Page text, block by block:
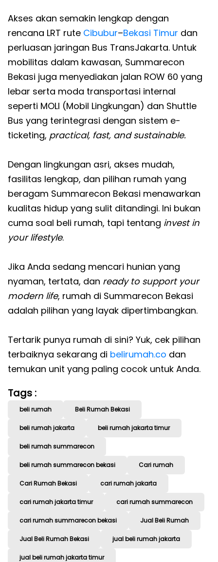
Akses akan semakin lengkap dengan
rencana LRT rute Cibubur–Bekasi Timur dan
perluasan jaringan Bus TransJakarta. Untuk
mobilitas dalam kawasan, Summarecon
Bekasi juga menyediakan jalan ROW 60 yang
lebar serta moda transportasi internal
seperti MOLI (Mobil Lingkungan) dan Shuttle
Bus yang terintegrasi dengan sistem e-
ticketing, practical, fast, and sustainable.
Dengan lingkungan asri, akses mudah,
fasilitas lengkap, dan pilihan rumah yang
beragam Summarecon Bekasi menawarkan
kualitas hidup yang sulit ditandingi. Ini bukan
cuma soal beli rumah, tapi tentang invest in
your lifestyle.
Jika Anda sedang mencari hunian yang
nyaman, tertata, dan ready to support your
modern life, rumah di Summarecon Bekasi
adalah pilihan yang layak dipertimbangkan.
Tertarik punya rumah di sini? Yuk, cek pilihan
terbaiknya sekarang di belirumah.co dan
temukan unit yang paling cocok untuk Anda.
Tags :
beli rumah Beli Rumah Bekasi
beli rumah jakarta beli rumah jakarta timur
beli rumah summarecon
beli rumah summarecon bekasi Cari rumah
Cari Rumah Bekasi cari rumah jakarta
cari rumah jakarta timur cari rumah summarecon
cari rumah summarecon bekasi Jual Beli Rumah
Jual Beli Rumah Bekasi jual beli rumah jakarta
jual beli rumah jakarta timur